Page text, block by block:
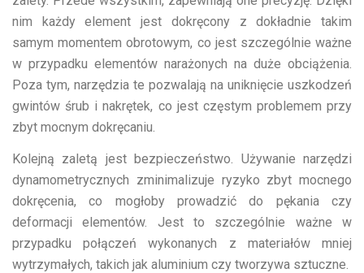
nim każdy element jest dokręcony z dokładnie takim
samym momentem obrotowym, co jest szczególnie ważne
w przypadku elementów narażonych na duże obciążenia.
Poza tym, narzędzia te pozwalają na uniknięcie uszkodzeń
gwintów śrub i nakrętek, co jest częstym problemem przy
zbyt mocnym dokręcaniu.
Kolejną zaletą jest bezpieczeństwo. Używanie narzędzi
dynamometrycznych zminimalizuje ryzyko zbyt mocnego
dokręcenia, co mogłoby prowadzić do pękania czy
deformacji elementów. Jest to szczególnie ważne w
przypadku połączeń wykonanych z materiałów mniej
wytrzymałych, takich jak aluminium czy tworzywa sztuczne.